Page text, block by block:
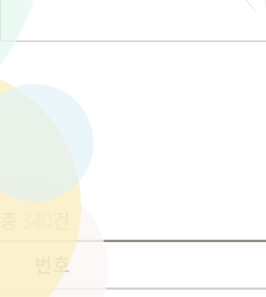
번호